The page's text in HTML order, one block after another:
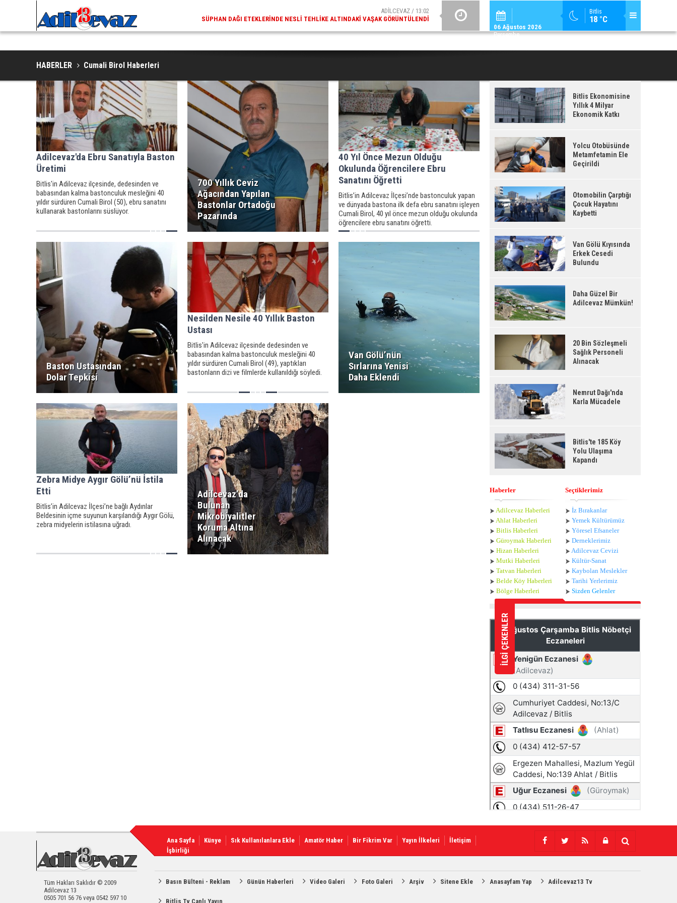
Bitlis
18 °C
06 Ağustos 2026
Perşembe
ADİLCEVAZ / 13:02
SÜPHAN DAĞI ETEKLERINDE NESLI TEHLIKE ALTINDAKI VAŞAK GÖRÜNTÜLENDI
ADİLCEVAZ /
ADILCEVAZ ESKI KAYMAKAMLARINDAN MUSTAFA ÇIFTÇI İÇIŞLERI BAKANI
HABERLER Cumali Birol Haberleri
Adilcevaz'da Ebru Sanatıyla Baston
Üretimi
Bitlis'in Adilcevaz ilçesinde, dedesinden ve
babasından kalma bastonculuk mesleğini 40
yıldır sürdüren Cumali Birol (50), ebru sanatını
kullanarak bastonlarını süslüyor.
700 Yıllık Ceviz
Ağacından Yapılan
Bastonlar Ortadoğu
Pazarında
40 Yıl Önce Mezun Olduğu
Okulunda Öğrencilere Ebru
Sanatını Öğretti
Bitlis’in Adilcevaz İlçesi’nde bastonculuk yapan
ve dünyada bastona ilk defa ebru sanatını işleyen
Cumali Birol, 40 yıl önce mezun olduğu okulunda
öğrencilere ebru sanatını öğretti.
Baston Ustasından
Dolar Tepkisi
Nesilden Nesile 40 Yıllık Baston
Ustası
Bitlis'in Adilcevaz ilçesinde dedesinden ve
babasından kalma bastonculuk mesleğini 40
yıldır sürdüren Cumali Birol (49), yaptıkları
bastonların dizi ve filmlerde kullanıldığı söyledi.
Van Gölü’nün
Sırlarına Yenisi
Daha Eklendi
Zebra Midye Aygır Gölü’nü İstila
Etti
Bitlis’in Adilcevaz İlçesi’ne bağlı Aydınlar
Beldesinin içme suyunun karşılandığı Aygır Gölü,
zebra midyelerin istilasına uğradı.
Adilcevaz’da
Bulunan
Mikrobiyalitler
Koruma Altına
Alınacak
Bitlis Ekonomisine
Yıllık 4 Milyar
Ekonomik Katkı
Yolcu Otobüsünde
Metamfetamin Ele
Geçirildi
Otomobilin Çarptığı
Çocuk Hayatını
Kaybetti
Van Gölü Kıyısında
Erkek Cesedi
Bulundu
Daha Güzel Bir
Adilcevaz Mümkün!
20 Bin Sözleşmeli
Sağlık Personeli
Alınacak
Nemrut Dağı'nda
Karla Mücadele
Bitlis'te 185 Köy
Yolu Ulaşıma
Kapandı
Haberler
Adilcevaz Haberleri
Ahlat Haberleri
Bitlis Haberleri
Güroymak Haberleri
Hizan Haberleri
Mutki Haberleri
Tatvan Haberleri
Belde Köy Haberleri
Bölge Haberleri
Seçtiklerimiz
İz Bırakanlar
Yemek Kültürümüz
Yöresel Efsaneler
Derneklerimiz
Adilcevaz Cevizi
Kültür-Sanat
Kaybolan Meslekler
Tarihi Yerlerimiz
Sizden Gelenler
İLGİ ÇEKENLER
Ana Sayfa Künye Sık Kullanılanlara Ekle Amatör Haber Bir Fikrim Var Yayın İlkeleri
İletişim
İşbirliği
Tüm Hakları Saklıdır © 2009
Adilcevaz 13
0505 701 56 76 veya 0542 597 10
Basın Bülteni - Reklam Günün Haberleri Video Galeri Foto Galeri Arşiv Sitene Ekle Anasayfam Yap Adilcevaz13 Tv
Bitlis Tv Canlı Yayın